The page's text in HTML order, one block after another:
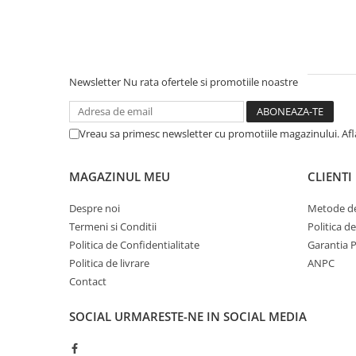
Newsletter Nu rata ofertele si promotiile noastre
Vreau sa primesc newsletter cu promotiile magazinului.
MAGAZINUL MEU
Despre noi
Termeni si Conditii
Politica de Confidentialitate
Politica de livrare
Contact
CLIENTI
Metode
Politica
Garantia
ANPC
SOCIAL URMARESTE-NE IN SOCIAL MEDIA